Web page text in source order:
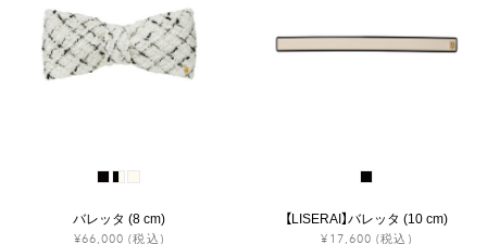
バレッタ (8 cm)
¥66,000 (税込)
【LISERAI】バレッタ (10 cm)
¥17,600 (税込)